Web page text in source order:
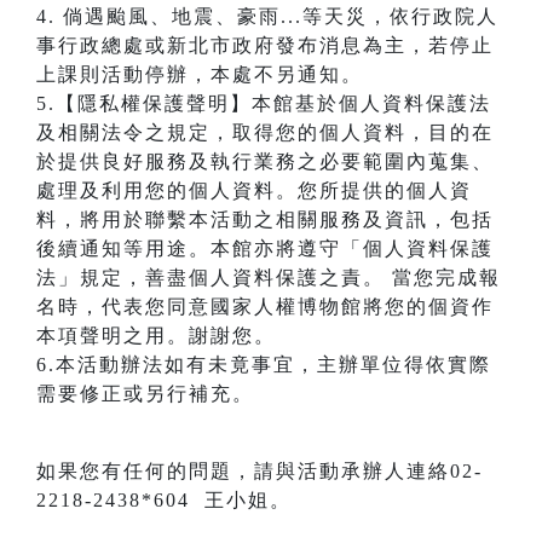
4. 倘遇颱風、地震、豪雨...等天災，依行政院人
事行政總處或新北市政府發布消息為主，若停止
上課則活動停辦，本處不另通知。
5.【隱私權保護聲明】本館基於個人資料保護法
及相關法令之規定，取得您的個人資料，目的在
於提供良好服務及執行業務之必要範圍內蒐集、
處理及利用您的個人資料。您所提供的個人資
料，將用於聯繫本活動之相關服務及資訊，包括
後續通知等用途。本館亦將遵守「個人資料保護
法」規定，善盡個人資料保護之責。 當您完成報
名時，代表您同意國家人權博物館將您的個資作
本項聲明之用。謝謝您。
6.本活動辦法如有未竟事宜，主辦單位得依實際
需要修正或另行補充。
如果您有任何的問題，請與活動承辦人連絡02-
2218-2438*604 王小姐。